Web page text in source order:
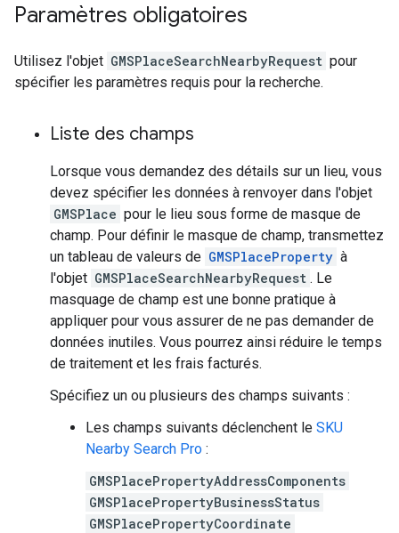
Paramètres obligatoires
Utilisez l'objet GMSPlaceSearchNearbyRequest pour
spécifier les paramètres requis pour la recherche.
Liste des champs
Lorsque vous demandez des détails sur un lieu, vous
devez spécifier les données à renvoyer dans l'objet
GMSPlace pour le lieu sous forme de masque de
champ. Pour définir le masque de champ, transmettez
un tableau de valeurs de GMSPlaceProperty à
l'objet GMSPlaceSearchNearbyRequest . Le
masquage de champ est une bonne pratique à
appliquer pour vous assurer de ne pas demander de
données inutiles. Vous pourrez ainsi réduire le temps
de traitement et les frais facturés.
Spécifiez un ou plusieurs des champs suivants :
Les champs suivants déclenchent le SKU
Nearby Search Pro :
GMSPlacePropertyAddressComponents
GMSPlacePropertyBusinessStatus
GMSPlacePropertyCoordinate